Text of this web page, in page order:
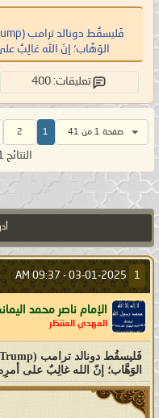
الوَهَّاب؛ إنّ الله غالِبٌ
تعليقات: 400
صفحة 1 من 41 1
2
النتائج 1 إلى 10 من 401
1
03-01-2025 -
09:37 AM
الإمام ناصر محمد
المهدي المنتظر
الوَهَّاب؛ إنّ الله غالِبٌ على